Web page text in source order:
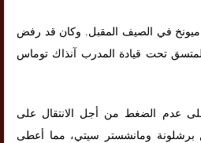
ميونخ في الصيف المقبل. وكان قد رفض
تحت قيادة المدرب آنذاك توماس
عدم الضغط من أجل الانتقال على
برشلونة ومانشستر سيتي، مما أعطى